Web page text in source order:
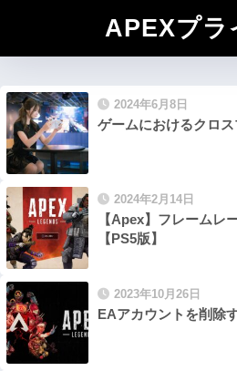
APEXプラ
2024年6月8日
ゲームにおけるクロ
2024年2月14日
【Apex】フレームレ
【PS5版】
2023年10月26日
EAアカウントを削除